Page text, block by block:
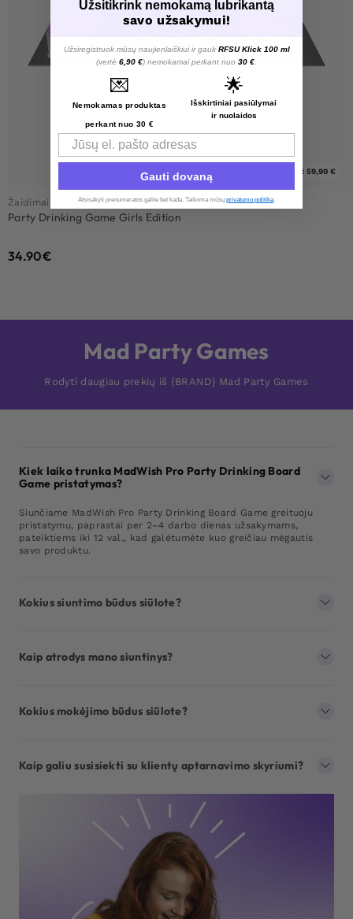
2 už 59,90 €
Žaidimai
Party Drinking Game Girls Edition
34.90€
Mad Party Games
Rodyti daugiau prekių iš {BRAND} Mad Party Games
Kiek laiko trunka MadWish Pro Party Drinking Board
Game pristatymas?
Siunčiame MadWish Pro Party Drinking Board Game greituoju
pristatymu, paprastai per 2–4 darbo dienas užsakymams,
pateiktiems iki 12 val., kad galėtumėte kuo greičiau mėgautis
savo produktu.
Kokius siuntimo būdus siūlote?
Kaip atrodys mano siuntinys?
Kokius mokėjimo būdus siūlote?
Kaip galiu susisiekti su klientų aptarnavimo skyriumi?
Užsitikrink nemokamą lubrikantą
savo užsakymui!
Užsiregistruok mūsų naujienlaiškiui ir gauk RFSU Klick 100 ml
(vertė 6,90 €) nemokamai perkant nuo 30 €
💌
Nemokamas produktas
perkant nuo 30 €
🌟
Išskirtiniai pasiūlymai
ir nuolaidos
Email
Gauti dovaną
Atsisakyti prenumeratos galite bet kada. Taikoma mūsų privatumo politika.​